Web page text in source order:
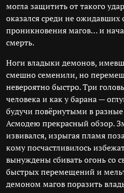
могла защитить от такого
оказался среди не ожидавших
проникновения магов… и
смерть.
Ноги владыки демонов,
смешно семенили, но
невероятно быстро. Три
человека и как у барана —
будучи повёрнутыми в
Асмодею прекрасный обзор.
извивался, изрыгая пламя
кому посчастливилось
вынуждены сбивать огонь со
быстрых перемещений и
демоном магов поразить